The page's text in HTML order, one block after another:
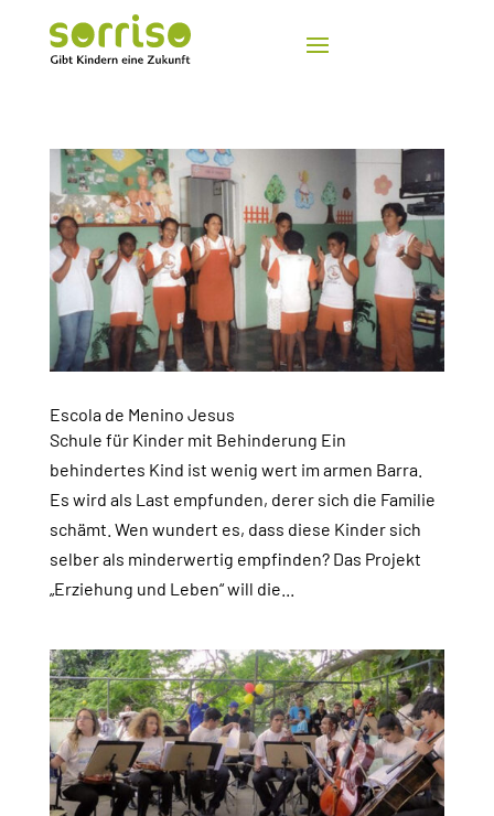
Escola de Menino Jesus
Schule für Kinder mit Behinderung Ein
behindertes Kind ist wenig wert im armen Barra.
Es wird als Last empfunden, derer sich die Familie
schämt. Wen wundert es, dass diese Kinder sich
selber als minderwertig empfinden? Das Projekt
„Erziehung und Leben“ will die...